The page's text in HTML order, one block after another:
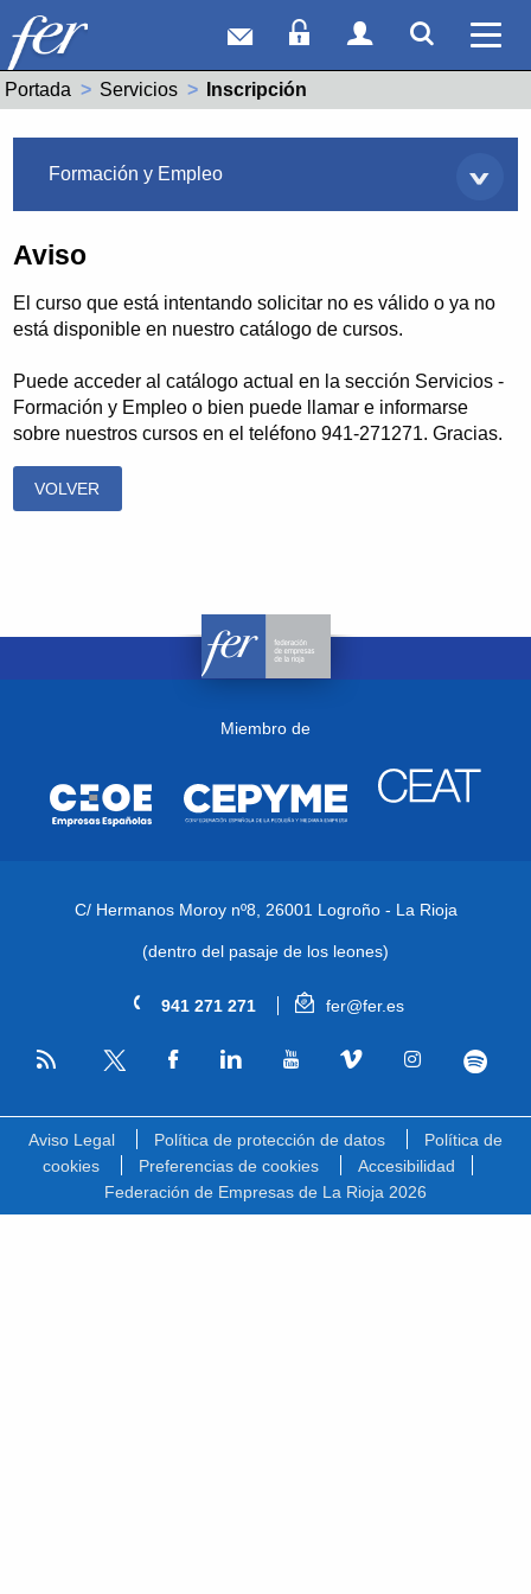
Correo webAcceso Socios
Acceso
Portada Servicios Actual:
Inscripción
Formación y Empleo
Aviso
El curso que está intentando solicitar no es válido o ya no
está disponible en nuestro catálogo de cursos.
Puede acceder al catálogo actual en la sección Servicios -
Formación y Empleo o bien puede llamar e informarse
sobre nuestros cursos en el teléfono 941-271271. Gracias.
VOLVER
Miembro de
C/ Hermanos Moroy nº8, 26001 Logroño - La Rioja
(dentro del pasaje de los leones)
941 271 271 fer@fer.es
RSS
Aviso Legal Política de protección de datos
Política de
cookies
Preferencias de cookies
Accesibilidad
Federación de Empresas de La Rioja 2026